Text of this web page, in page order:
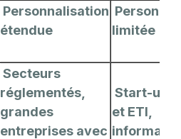
Personnalisation
étendue
limitée
Secteurs
réglementés,
grandes
entreprises avec
Start-ups,
et ETI,